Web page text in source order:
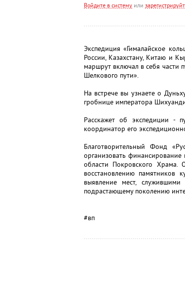
Войдите в системуили
Экспедиция «Гималайское
России, Казахстану, Китаю и
маршрут включал в себя части
Шелкового пути».
На встрече вы узнаете о
гробнице императора
Расскажет об экспедиции -
координатор его
Благотворительный Фонд
организовать
области Покровского Храма.
восстановлению памятников
выявление мест,
подрастающему поколению
#вп